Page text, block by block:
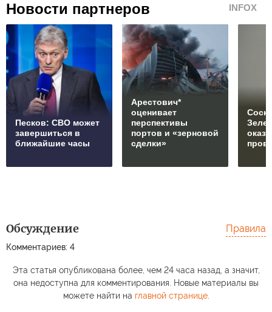
Новости партнеров INFOX
Песков: СВО может
завершиться в
ближайшие часы
Арестович*
оценивает
перспективы
портов и «зерновой
сделки»
Обсуждение
Комментариев: 4
Правила
Эта статья опубликована более, чем 24 часа назад, а значит,
она недоступна для комментирования. Новые материалы вы
можете найти на главной странице.